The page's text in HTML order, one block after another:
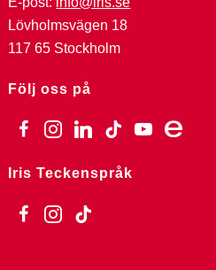
Lövholmsvägen 18
117 65 Stockholm
Följ oss på
facebookinstagramlinkedin
tiktok youtube
ebay
Iris Teckenspråk
facebookinstagram
tiktok